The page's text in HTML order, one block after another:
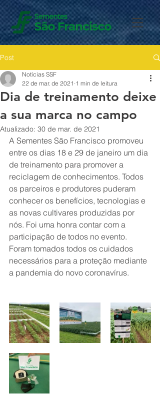
Post
Dia de treinamento deixe
a sua marca no campo
Notícias SSF
22 de mar. de 2021 1 min de leitura
Atualizado: 30 de mar. de 2021
A Sementes São Francisco promoveu
entre os dias 18 e 29 de janeiro um dia
de treinamento para promover a
reciclagem de conhecimentos. Todos
os parceiros e produtores puderam
conhecer os benefícios, tecnologias e
as novas cultivares produzidas por
nós. Foi uma honra contar com a
participação de todos no evento.
Foram tomados todos os cuidados
necessários para a proteção mediante
a pandemia do novo coronavírus.